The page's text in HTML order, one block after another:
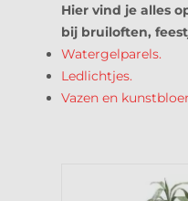
Hier vind je alles
bij bruiloften,
Watergelparels.
Ledlichtjes.
Vazen en